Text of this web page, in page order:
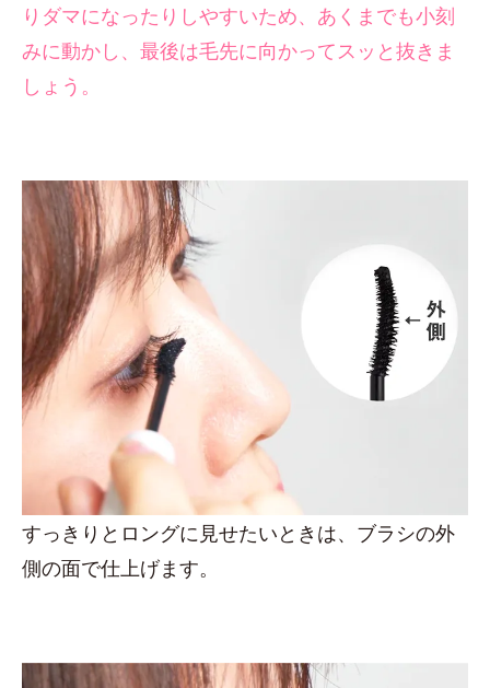
りダマになったりしやすいため、あくまでも小刻
みに動かし、最後は毛先に向かってスッと抜きま
しょう。
すっきりとロングに見せたいときは、ブラシの外
側の面で仕上げます。